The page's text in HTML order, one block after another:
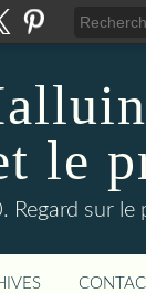
le
sur le